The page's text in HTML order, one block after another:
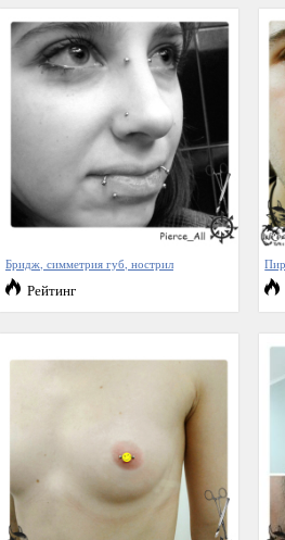
Бридж, симметрия губ, нострил
Рейтинг